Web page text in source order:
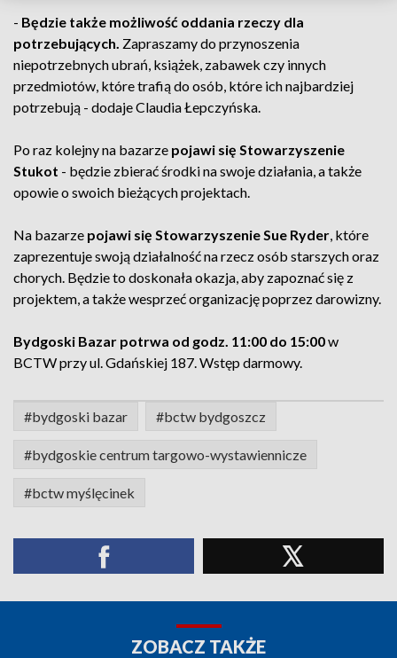
- Będzie także możliwość oddania rzeczy dla
potrzebujących. Zapraszamy do przynoszenia
niepotrzebnych ubrań, książek, zabawek czy innych
przedmiotów, które trafią do osób, które ich najbardziej
potrzebują - dodaje Claudia Łepczyńska.
Po raz kolejny na bazarze pojawi się Stowarzyszenie
Stukot - będzie zbierać środki na swoje działania, a także
opowie o swoich bieżących projektach.
Na bazarze pojawi się Stowarzyszenie Sue Ryder, które
zaprezentuje swoją działalność na rzecz osób starszych oraz
chorych. Będzie to doskonała okazja, aby zapoznać się z
projektem, a także wesprzeć organizację poprzez darowizny.
Bydgoski Bazar potrwa od godz. 11:00 do 15:00w
BCTW przy ul. Gdańskiej 187. Wstęp darmowy.
#bydgoski bazar #bctw bydgoszcz
#bydgoskie centrum targowo-wystawiennicze
#bctw myślęcinek
ZOBACZ TAKŻE